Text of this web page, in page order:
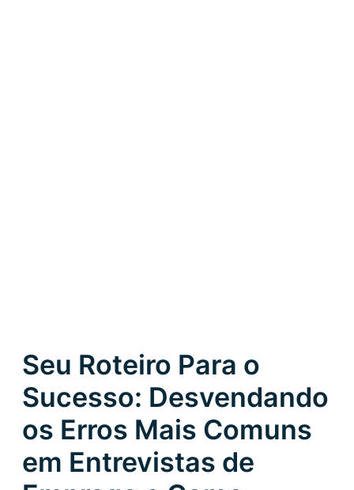
Seu Roteiro Para o
Sucesso: Desvendando
os Erros Mais Comuns
em Entrevistas de